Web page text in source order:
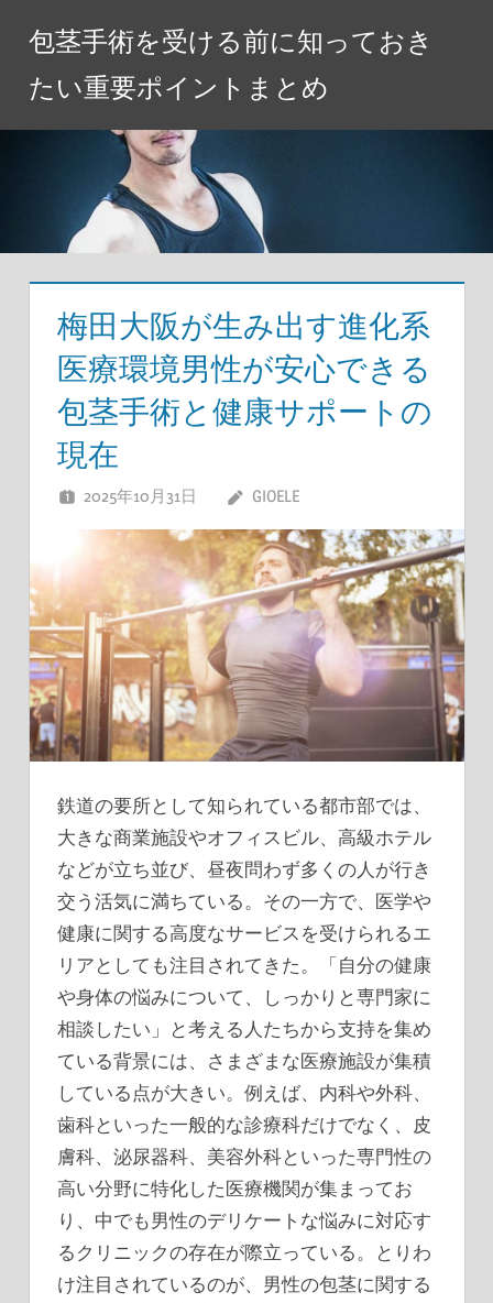
包茎手術を受ける前に知っておき
たい重要ポイントまとめ
梅田大阪が生み出す進化系
医療環境男性が安心できる
包茎手術と健康サポートの
現在
2025年10月31日 GIOELE
鉄道の要所として知られている都市部では、
大きな商業施設やオフィスビル、高級ホテル
などが立ち並び、昼夜問わず多くの人が行き
交う活気に満ちている。 その一方で、医学や
健康に関する高度なサービスを受けられるエ
リアとしても注目されてきた。「自分の健康
や身体の悩みについて、しっかりと専門家に
相談したい」と考える人たちから支持を集め
ている背景には、さまざまな医療施設が集積
している点が大きい。例えば、内科や外科、
歯科といった一般的な診療科だけでなく、皮
膚科、泌尿器科、美容外科といった専門性の
高い分野に特化した医療機関が集まってお
り、中でも男性のデリケートな悩みに対応す
るクリニックの存在が際立っている。とりわ
け注目されているのが、男性の包茎に関する